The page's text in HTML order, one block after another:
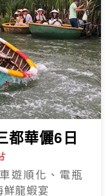
城經典6日
籃船、船遊會
海鮮龍蝦饗宴